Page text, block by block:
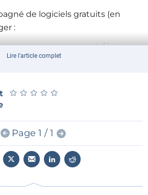
de logiciels gratuits (en
:
source pour microcontrôleur.
des programmes PC compilés
d'extension.
grand dialoguiste du cinéma
la connerie, inutile dexpliquer,
Lire l'article complet
★ ★ ★ ★ ★
★ ★ ★ ★ ★
Page 1 / 1